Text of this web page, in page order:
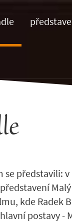
představili: v
kde Radek
postavy -